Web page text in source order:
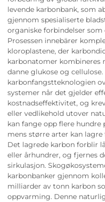
levende karbonbank, som
gjennom spesialiserte
organiske forbindelser som
Prosessen innebärer
kloroplastene, der
karbonatomer kombineres
danne glukose og
karbonfangstteknologien
systemer når det gjelder
kostnadseffektivitet, og
eller vedlikehold utover
kan fange opp flere
mens større arter kan
Det lagrede karbon forblir
eller århundrer, og fjernes
sirkulasjon.
karbonbanker gjennom
milliarder av tonn karbon
oppvarming. Denne